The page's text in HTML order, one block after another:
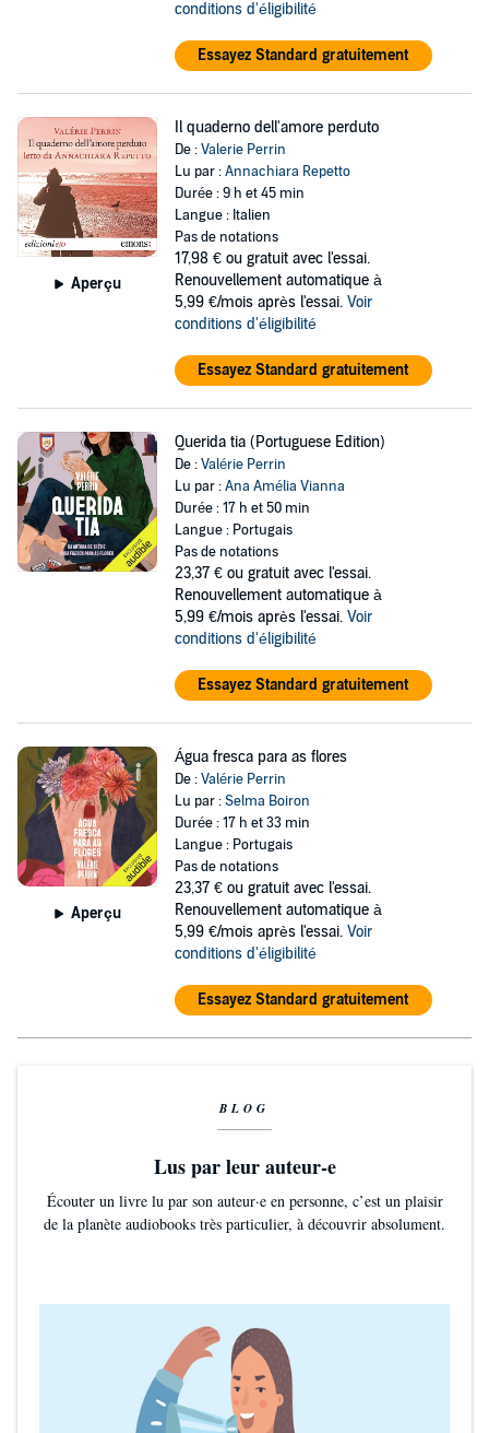
conditions d'éligibilité
Essayez Standard gratuitement
Aperçu
Il quaderno dell'amore perduto
De :Valerie Perrin
Lu par :Annachiara Repetto
Durée : 9 h et 45 min
Langue : Italien
Pas de notations
17,98 € ou gratuit avec l'essai.
Renouvellement automatique à
5,99 €/mois après l'essai. Voir
conditions d'éligibilité
Essayez Standard gratuitement
Querida tia (Portuguese Edition)
De :Valérie Perrin
Lu par :Ana Amélia Vianna
Durée : 17 h et 50 min
Langue : Portugais
Pas de notations
23,37 € ou gratuit avec l'essai.
Renouvellement automatique à
5,99 €/mois après l'essai. Voir
conditions d'éligibilité
Essayez Standard gratuitement
Aperçu
Água fresca para as flores
De :Valérie Perrin
Lu par :Selma Boiron
Durée : 17 h et 33 min
Langue : Portugais
Pas de notations
23,37 € ou gratuit avec l'essai.
Renouvellement automatique à
5,99 €/mois après l'essai. Voir
conditions d'éligibilité
Essayez Standard gratuitement
BLOG
Lus par leur auteur-e
Écouter un livre lu par son auteur·e en personne, c’est un plaisir
de la planète audiobooks très particulier, à découvrir absolument.